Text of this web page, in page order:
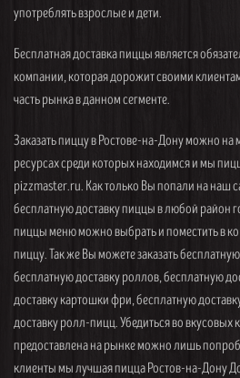
употреблять взрослые и дети.
Бесплатная доставка пиццы является
компании, которая дорожит своими
часть рынка в данном сегменте.
Заказать пиццу в Ростове-на-Дону можно
ресурсах среди которых находимся и мы
pizzmaster.ru. Как только Вы попали на наш
бесплатную доставку пиццы в любой район
пиццы меню можно выбрать и поместить в
пиццу. Так же Вы можете заказать
бесплатную доставку роллов, бесплатную
доставку картошки фри, бесплатную
доставку ролл-пицц. Убедиться во вкусовых
предоставлена на рынке можно лишь
клиенты мы лучшая пицца Ростов-на-Дону